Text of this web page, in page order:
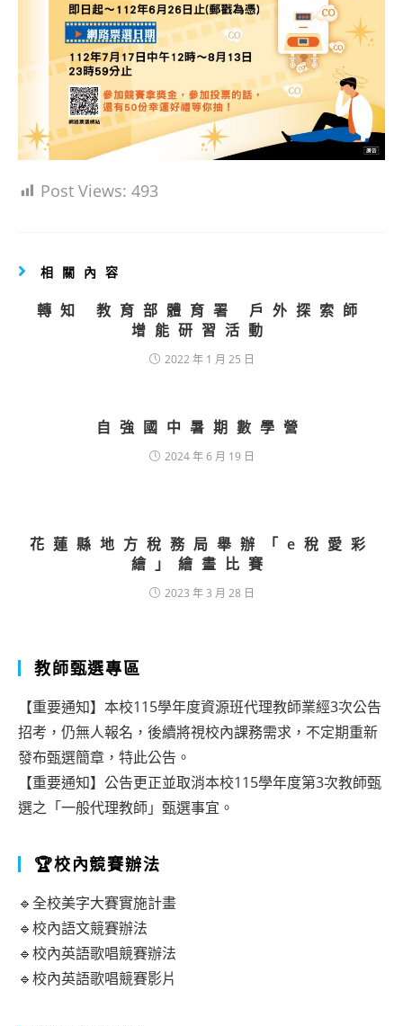
Post Views: 493
相關內容
轉知 教育部體育署 戶外探索師
增能研習活動
2022 年 1 月 25 日
自強國中暑期數學營
2024 年 6 月 19 日
花蓮縣地方稅務局舉辦「e稅愛彩
繪」繪畫比賽
2023 年 3 月 28 日
教師甄選專區
【重要通知】本校115學年度資源班代理教師業經3次公告
招考，仍無人報名，後續將視校內課務需求，不定期重新
發布甄選簡章，特此公告。
【重要通知】公告更正並取消本校115學年度第3次教師甄
選之「一般代理教師」甄選事宜。
🏆校內競賽辦法
🔹全校美字大賽實施計畫
🔹校內語文競賽辦法
🔹校內英語歌唱競賽辦法
🔹校內英語歌唱競賽影片